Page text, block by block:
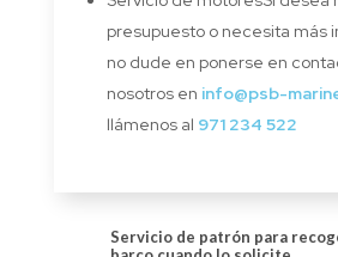
presupuesto o necesita más
no dude en ponerse en
nosotros en info@psb-
llámenos al 971 234 522
Servicio de patrón para